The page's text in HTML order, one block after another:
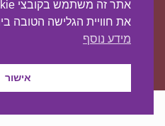
עיצוב ובניית האתר:
את חוויית הגלישה הטובה
מידע נוסף
אישור